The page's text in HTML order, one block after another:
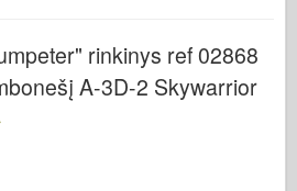
rinkinys ref 02868
A-3D-2 Skywarrior